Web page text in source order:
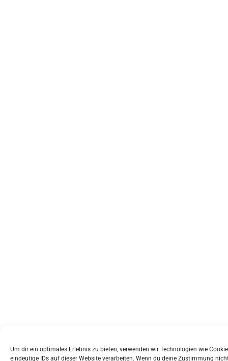
Um dir ein optimales Erlebnis zu bieten, verwenden wir Technologien wie
eindeutige IDs auf dieser Website verarbeiten. Wenn du deine Zustimmung